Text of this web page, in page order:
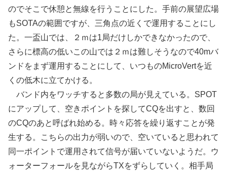
のでそこで休憩と無線を行うことにした。手前の展望広場
もSOTAの範囲ですが、三角点の近くで運用することにし
た。一盃山では、２ｍは1局だけしかできなかったので、
さらに標高の低いこの山では２ｍは難しそうなので40mバ
ンドをまず運用することにして、いつものMicroVertを近
くの低木に立てかける。
バンド内をワッチすると多数の局が見えている。SPOT
にアップして、空きポイントを探してCQを出すと、数回
のCQのあと呼ばれ始める。時々応答を繰り返すことが発
生する。こちらの出力が弱いので、空いていると思われて
同一ポイントで運用されて信号が届いていないようだ。ウ
ォーターフォールを見ながらTXをずらしていく。相手局